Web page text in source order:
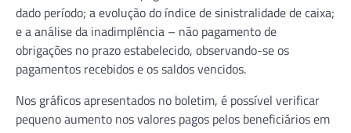
dado período; a evolução do índice de sinistralidade de caixa;
e a análise da inadimplência – não pagamento de
obrigações no prazo estabelecido, observando-se os
pagamentos recebidos e os saldos vencidos.
Nos gráficos apresentados no boletim, é possível verificar
pequeno aumento nos valores pagos pelos beneficiários em